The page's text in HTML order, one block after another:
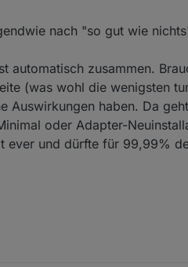
nach "so gut wie
automatisch zusammen.
(was wohl die wenigsten
Auswirkungen haben. Da
oder Adapter-
ever und dürfte für 99,99%